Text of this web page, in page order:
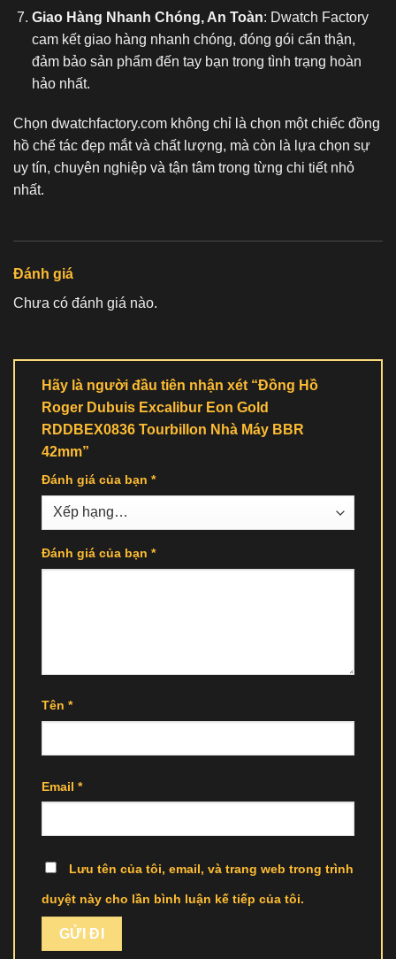
Giao Hàng Nhanh Chóng, An Toàn: Dwatch Factory
cam kết giao hàng nhanh chóng, đóng gói cẩn thận,
đảm bảo sản phẩm đến tay bạn trong tình trạng hoàn
hảo nhất.
Chọn dwatchfactory.com không chỉ là chọn một chiếc đồng
hồ chế tác đẹp mắt và chất lượng, mà còn là lựa chọn sự
uy tín, chuyên nghiệp và tận tâm trong từng chi tiết nhỏ
nhất.
Đánh giá
Chưa có đánh giá nào.
Hãy là người đầu tiên nhận xét “Đồng Hồ
Roger Dubuis Excalibur Eon Gold
RDDBEX0836 Tourbillon Nhà Máy BBR
42mm”
Đánh giá của bạn *
Đánh giá của bạn *
Tên *
Email *
Lưu tên của tôi, email, và trang web trong trình
duyệt này cho lần bình luận kế tiếp của tôi.